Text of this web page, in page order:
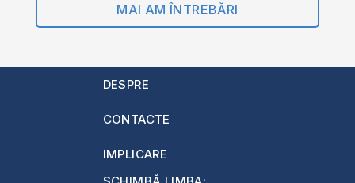
MAI AM ÎNTREBĂRI
DESPRE
CONTACTE
IMPLICARE